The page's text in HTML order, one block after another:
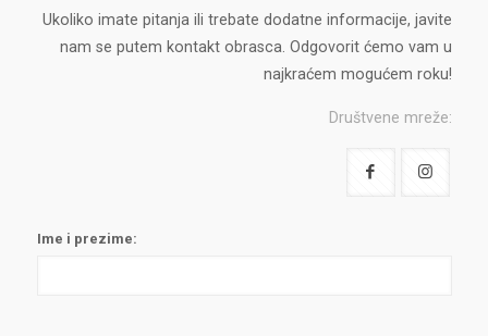
Ukoliko imate pitanja ili trebate dodatne informacije, javite
nam se putem kontakt obrasca. Odgovorit ćemo vam u
najkraćem mogućem roku!
Društvene mreže:
Ime i prezime: